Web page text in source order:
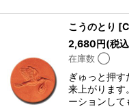
こうのとり [
2,680円(税
在庫数 ◯
ぎゅっと押
来上がります
ーションして